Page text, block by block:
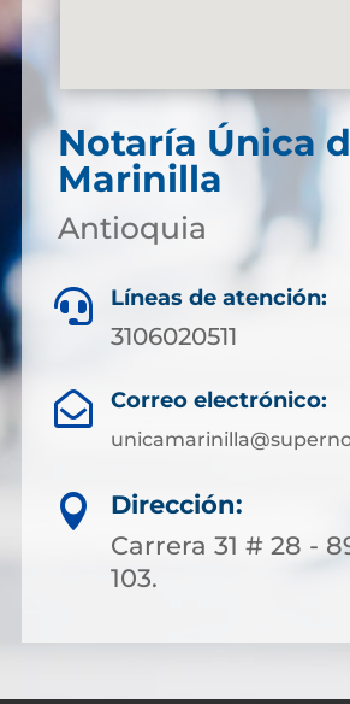
Notaría Única
Marinilla
Antioquia
 Líneas de atención:
3106020511
 Correo electrónico:

Dirección:
Carrera 31 # 28 -
103.